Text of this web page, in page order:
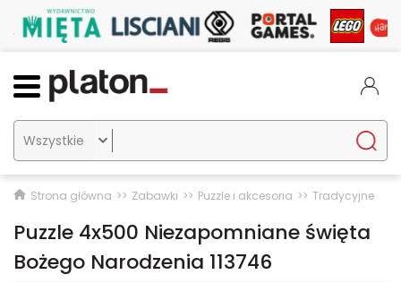

Strona główna Zabawki Puzzle i akcesoria Tradycyjne
Puzzle 4x500 Niezapomniane święta
Bożego Narodzenia 113746